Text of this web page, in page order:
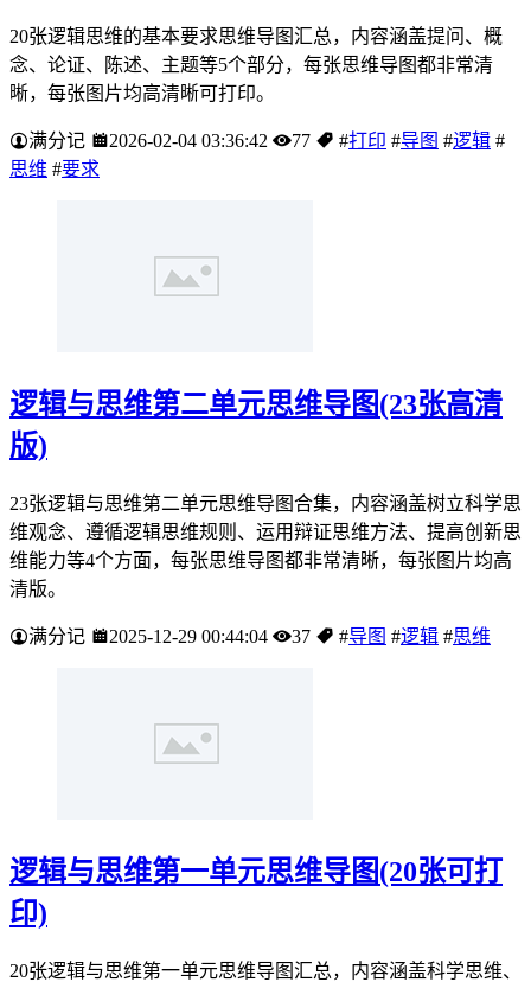
20张逻辑思维的基本要求思维导图汇总，内容涵盖提问、概
念、论证、陈述、主题等5个部分，每张思维导图都非常清
晰，每张图片均高清晰可打印。
满分记 2026-02-04 03:36:42 77 #打印 #导图 #逻辑 #
思维 #要求
逻辑与思维第二单元思维导图(23张高清
版)
23张逻辑与思维第二单元思维导图合集，内容涵盖树立科学思
维观念、遵循逻辑思维规则、运用辩证思维方法、提高创新思
维能力等4个方面，每张思维导图都非常清晰，每张图片均高
清版。
满分记 2025-12-29 00:44:04 37 #导图 #逻辑 #思维
逻辑与思维第一单元思维导图(20张可打
印)
20张逻辑与思维第一单元思维导图汇总，内容涵盖科学思维、